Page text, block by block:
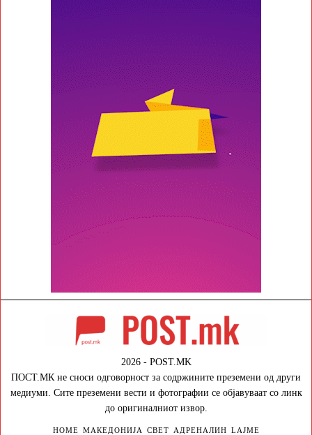
2026 - POST.MK
ПОСТ.МК не сноси одговорност за содржините преземени од други
медиуми. Сите преземени вести и фотографии се објавуваат со линк
до оригиналниот извор.
HOME МАКЕДОНИЈА СВЕТ АДРЕНАЛИН LAJME